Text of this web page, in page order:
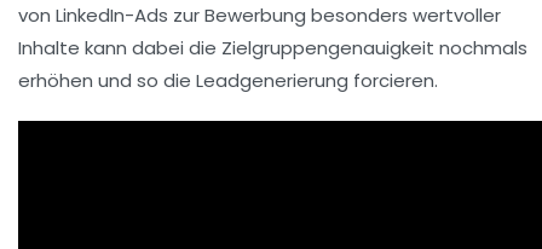
von LinkedIn-Ads zur Bewerbung besonders wertvoller
Inhalte kann dabei die Zielgruppengenauigkeit nochmals
erhöhen und so die Leadgenerierung forcieren.